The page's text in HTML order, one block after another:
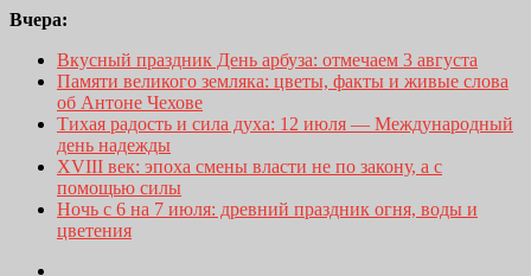
Вчера:
Вкусный праздник День арбуза: отмечаем 3 августа
Памяти великого земляка: цветы, факты и живые слова
об Антоне Чехове
Тихая радость и сила духа: 12 июля — Международный
день надежды
XVIII век: эпоха смены власти не по закону, а с
помощью силы
Ночь с 6 на 7 июля: древний праздник огня, воды и
цветения